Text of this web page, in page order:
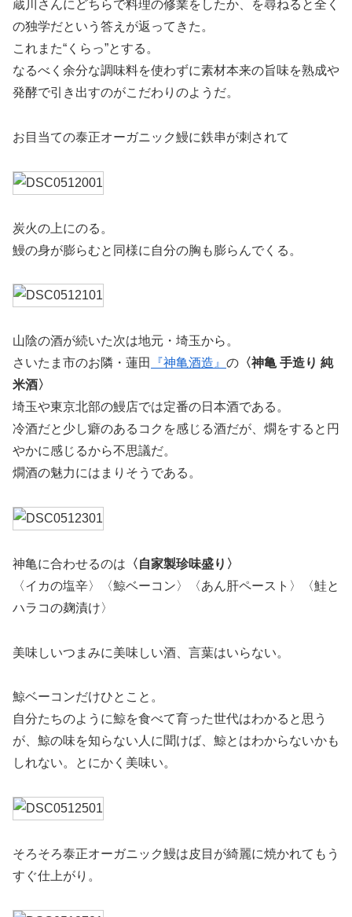
蔵川さんにどちらで料理の修業をしたか、を尋ねると全く
の独学だという答えが返ってきた。
これまた“くらっ”とする。
なるべく余分な調味料を使わずに素材本来の旨味を熟成や
発酵で引き出すのがこだわりのようだ。
お目当ての泰正オーガニック鰻に鉄串が刺されて
炭火の上にのる。
鰻の身が膨らむと同様に自分の胸も膨らんでくる。
山陰の酒が続いた次は地元・埼玉から。
さいたま市のお隣・蓮田
『神亀酒造』 の 〈神亀 手造り 純
米酒〉
埼玉や東京北部の鰻店では定番の日本酒である。
冷酒だと少し癖のあるコクを感じる酒だが、燗をすると円
やかに感じるから不思議だ。
燗酒の魅力にはまりそうである。
神亀に合わせるのは 〈自家製珍味盛り〉
〈イカの塩辛〉〈鯨ベーコン〉〈あん肝ペースト〉〈鮭と
ハラコの麹漬け〉
美味しいつまみに美味しい酒、言葉はいらない。
鯨ベーコンだけひとこと。
自分たちのように鯨を食べて育った世代はわかると思う
が、鯨の味を知らない人に聞けば、鯨とはわからないかも
しれない。とにかく美味い。
そろそろ泰正オーガニック鰻は皮目が綺麗に焼かれてもう
すぐ仕上がり。